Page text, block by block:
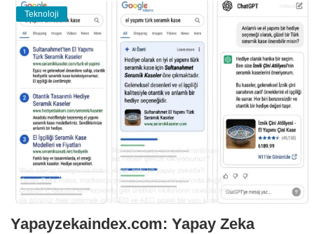
Türkçe
Teknoloji
Yapayzekaindex.com: Yapay Zeka